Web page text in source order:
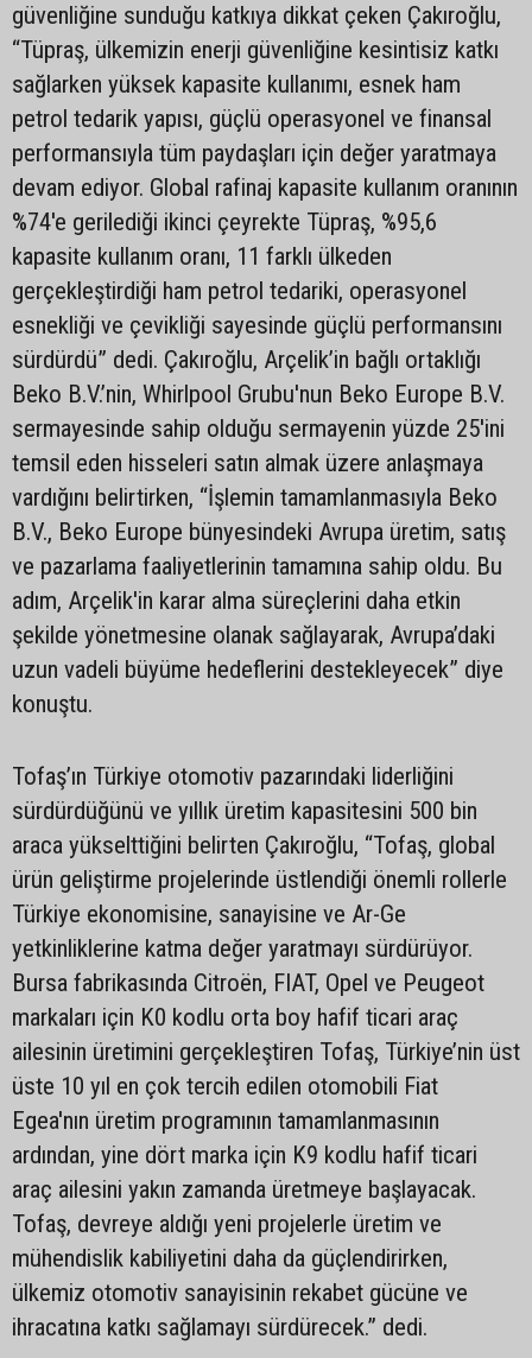
güvenliğine sunduğu katkıya dikkat çeken Çakıroğlu,
“Tüpraş, ülkemizin enerji güvenliğine kesintisiz katkı
sağlarken yüksek kapasite kullanımı, esnek ham
petrol tedarik yapısı, güçlü operasyonel ve finansal
performansıyla tüm paydaşları için değer yaratmaya
devam ediyor. Global rafinaj kapasite kullanım oranının
%74'e gerilediği ikinci çeyrekte Tüpraş, %95,6
kapasite kullanım oranı, 11 farklı ülkeden
gerçekleştirdiği ham petrol tedariki, operasyonel
esnekliği ve çevikliği sayesinde güçlü performansını
sürdürdü” dedi. Çakıroğlu, Arçelik’in bağlı ortaklığı
Beko B.V.’nin, Whirlpool Grubu'nun Beko Europe B.V.
sermayesinde sahip olduğu sermayenin yüzde 25'ini
temsil eden hisseleri satın almak üzere anlaşmaya
vardığını belirtirken, “İşlemin tamamlanmasıyla Beko
B.V., Beko Europe bünyesindeki Avrupa üretim, satış
ve pazarlama faaliyetlerinin tamamına sahip oldu. Bu
adım, Arçelik'in karar alma süreçlerini daha etkin
şekilde yönetmesine olanak sağlayarak, Avrupa’daki
uzun vadeli büyüme hedeflerini destekleyecek” diye
konuştu.
Tofaş’ın Türkiye otomotiv pazarındaki liderliğini
sürdürdüğünü ve yıllık üretim kapasitesini 500 bin
araca yükselttiğini belirten Çakıroğlu, “Tofaş, global
ürün geliştirme projelerinde üstlendiği önemli rollerle
Türkiye ekonomisine, sanayisine ve Ar-Ge
yetkinliklerine katma değer yaratmayı sürdürüyor.
Bursa fabrikasında Citroën, FIAT, Opel ve Peugeot
markaları için K0 kodlu orta boy hafif ticari araç
ailesinin üretimini gerçekleştiren Tofaş, Türkiye’nin üst
üste 10 yıl en çok tercih edilen otomobili Fiat
Egea'nın üretim programının tamamlanmasının
ardından, yine dört marka için K9 kodlu hafif ticari
araç ailesini yakın zamanda üretmeye başlayacak.
Tofaş, devreye aldığı yeni projelerle üretim ve
mühendislik kabiliyetini daha da güçlendirirken,
ülkemiz otomotiv sanayisinin rekabet gücüne ve
ihracatına katkı sağlamayı sürdürecek.” dedi.